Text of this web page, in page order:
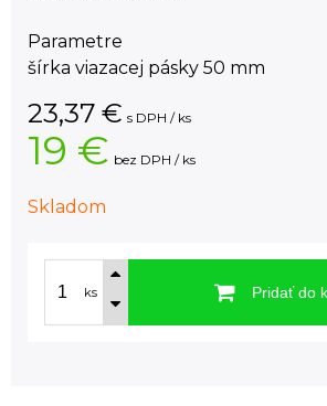
Parametre
šírka viazacej pásky 50 mm
23,37 € s DPH / ks
19 € bez DPH / ks
Skladom
ks Pridať do